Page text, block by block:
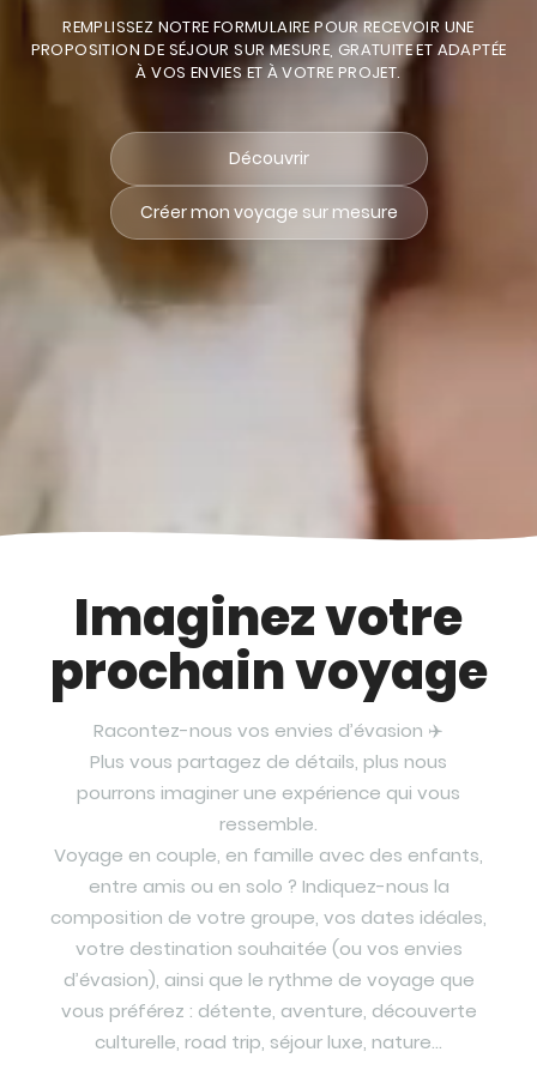
REMPLISSEZ NOTRE FORMULAIRE POUR RECEVOIR UNE
PROPOSITION DE SÉJOUR SUR MESURE, GRATUITE ET ADAPTÉE
À VOS ENVIES ET À VOTRE PROJET.
Découvrir
Créer mon voyage sur mesure
Imaginez votre
prochain voyage
Racontez-nous vos envies d’évasion ✈️
Plus vous partagez de détails, plus nous
pourrons imaginer une expérience qui vous
ressemble.
Voyage en couple, en famille avec des enfants,
entre amis ou en solo ? Indiquez-nous la
composition de votre groupe, vos dates idéales,
votre destination souhaitée (ou vos envies
d’évasion), ainsi que le rythme de voyage que
vous préférez : détente, aventure, découverte
culturelle, road trip, séjour luxe, nature…